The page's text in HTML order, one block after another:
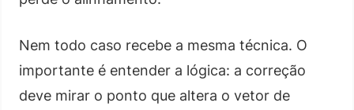
Nem todo caso recebe a mesma técnica. O
importante é entender a lógica: a correção
deve mirar o ponto que altera o vetor de